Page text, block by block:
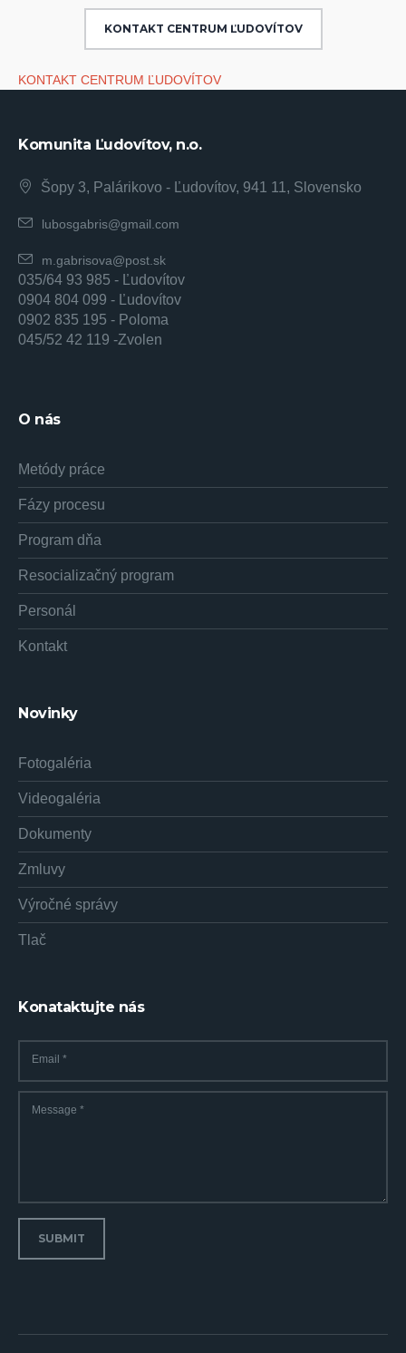
KONTAKT CENTRUM ĽUDOVÍTOV
KONTAKT CENTRUM ĽUDOVÍTOV
Komunita Ľudovítov, n.o.
Šopy 3, Palárikovo - Ľudovítov, 941 11, Slovensko
lubosgabris@gmail.com
m.gabrisova@post.sk
035/64 93 985 - Ľudovítov
0904 804 099 - Ľudovítov
0902 835 195 - Poloma
045/52 42 119 -Zvolen
O nás
Metódy práce
Fázy procesu
Program dňa
Resocializačný program
Personál
Kontakt
Novinky
Fotogaléria
Videogaléria
Dokumenty
Zmluvy
Výročné správy
Tlač
Konataktujte nás
Email*
Message*
SUBMIT